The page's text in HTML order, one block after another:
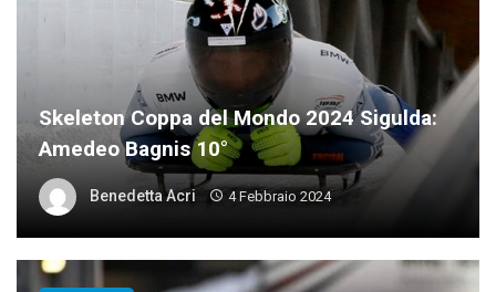
Skeleton Coppa del Mondo 2024 Sigulda:
Amedeo Bagnis 10°
Benedetta Acri 4 Febbraio 2024